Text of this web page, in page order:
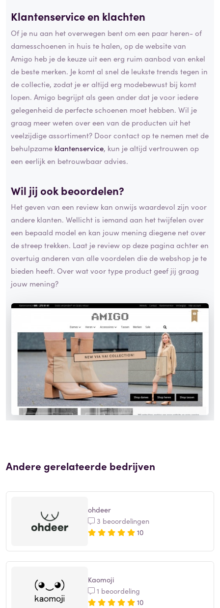
Klantenservice en klachten
Of je nu aan het overwegen bent om een paar heren- of
damesschoenen in huis te halen, op de website van
Amigo heb je de keuze uit een erg ruim aanbod van enkel
de beste merken. Je komt al snel de leukste trends tegen in
de collectie, zodat je er altijd erg modebewust bij komt
lopen. Amigo begrijpt als geen ander dat je voor iedere
gelegenheid de perfecte schoenen moet hebben. Wil je
graag meer weten over een van de producten uit het
veelzijdige assortiment? Door contact op te nemen met de
behulpzame klantenservice, kun je altijd vertrouwen op
een eerlijk en betrouwbaar advies.
Wil jij ook beoordelen?
Het geven van een review kan onwijs waardevol zijn voor
andere klanten. Wellicht is iemand aan het twijfelen over
een bepaald model en kan jouw mening diegene net over
de streep trekken. Laat je review op deze pagina achter en
overtuig anderen van alle voordelen die de webshop je te
bieden heeft. Over wat voor type product geef jij graag
jouw mening?
Andere gerelateerde bedrijven
ohdeer
3 beoordelingen
10
Kaomoji
1 beoordeling
10